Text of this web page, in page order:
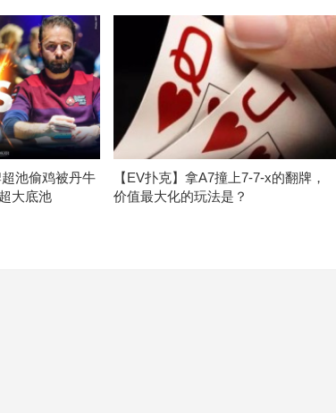
超池偷鸡被丹牛
大底池
【EV扑克】拿A7撞上7-7-x的翻牌，
价值最大化的玩法是？